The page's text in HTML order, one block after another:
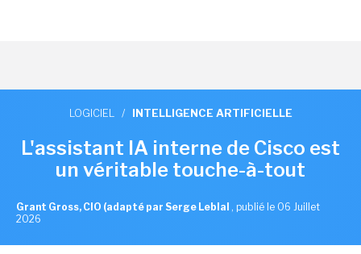
LOGICIEL / INTELLIGENCE ARTIFICIELLE
L'assistant IA interne de Cisco est
un véritable touche-à-tout
Grant Gross, CIO (adapté par Serge Leblal , publié le 06 Juillet
2026